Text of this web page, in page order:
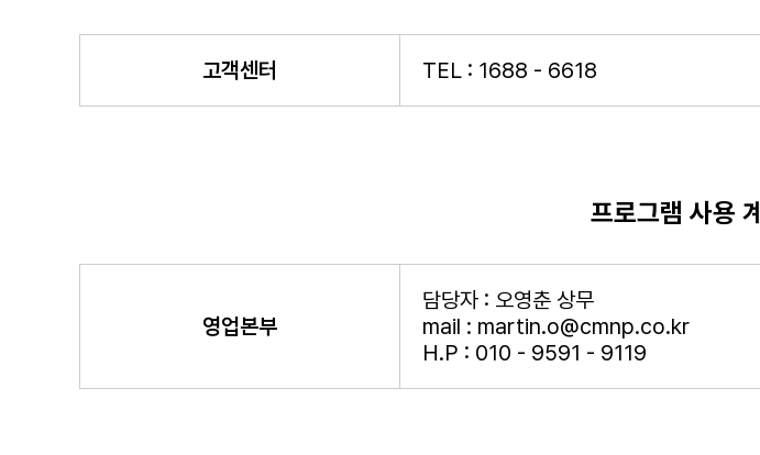
고객센터 TEL : 1688 - 6618
프로그램 사용
영업본부
담당자 : 오영춘 상무
mail : martin.o@cmnp.co.kr
H.P : 010 - 9591 - 9119